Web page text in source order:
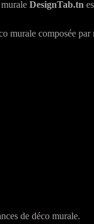
DesignTab.tn
murale composée par
de déco murale.